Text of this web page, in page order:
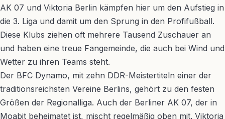
AK 07 und Viktoria Berlin kämpfen hier um den Aufstieg in
die 3. Liga und damit um den Sprung in den Profifußball.
Diese Klubs ziehen oft mehrere Tausend Zuschauer an
und haben eine treue Fangemeinde, die auch bei Wind und
Wetter zu ihren Teams steht.
Der BFC Dynamo, mit zehn DDR-Meistertiteln einer der
traditionsreichsten Vereine Berlins, gehört zu den festen
Größen der Regionalliga. Auch der Berliner AK 07, der in
Moabit beheimatet ist, mischt regelmäßig oben mit. Viktoria